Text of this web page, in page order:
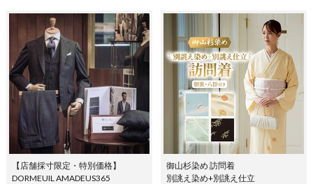
【店舗採寸限定・特別価格】
DORMEUIL AMADEUS365
御山杉染め 訪問着
別誂え染め+別誂え仕立